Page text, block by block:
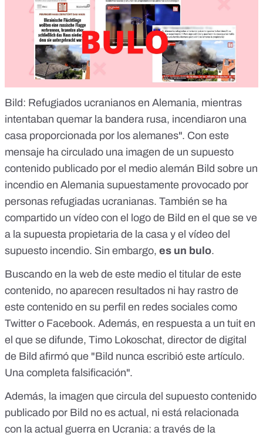
Bild: Refugiados ucranianos en Alemania, mientras
intentaban quemar la bandera rusa, incendiaron una
casa proporcionada por los alemanes". Con este
mensaje ha circulado una imagen de un supuesto
contenido publicado por el medio alemán Bild sobre un
incendio en Alemania supuestamente provocado por
personas refugiadas ucranianas. También se ha
compartido un vídeo con el logo de Bild en el que se ve
a la supuesta propietaria de la casa y el vídeo del
supuesto incendio. Sin embargo, es un bulo.
Buscando en la web de este medio el titular de este
contenido, no aparecen resultados ni hay rastro de
este contenido en su perfil en redes sociales como
Twitter o Facebook. Además, en respuesta a un tuit en
el que se difunde, Timo Lokoschat, director de digital
de Bild afirmó que "Bild nunca escribió este artículo.
Una completa falsificación".
Además, la imagen que circula del supuesto contenido
publicado por Bild no es actual, ni está relacionada
con la actual guerra en Ucrania: a través de la